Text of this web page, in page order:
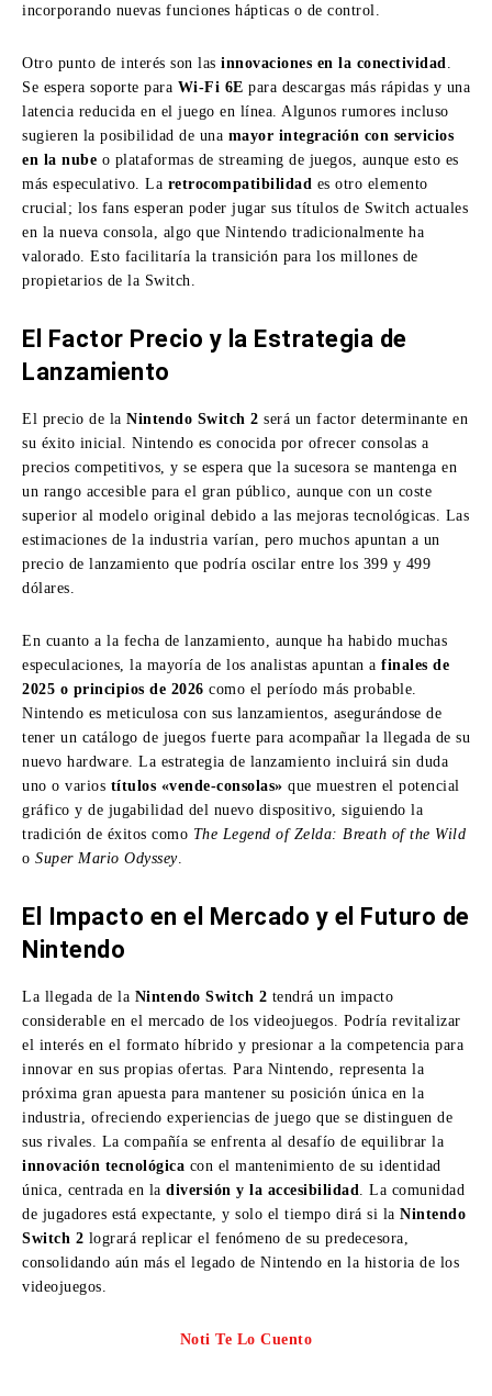
incorporando nuevas funciones hápticas o de control.
Otro punto de interés son las innovaciones en la conectividad
Se espera soporte para Wi-Fi 6E para descargas más rápidas y una
latencia reducida en el juego en línea. Algunos rumores incluso
sugieren la posibilidad de una mayor integración con servicios
en la nube o plataformas de streaming de juegos, aunque esto es
más especulativo. La retrocompatibilidad es otro elemento
crucial; los fans esperan poder jugar sus títulos de Switch actuales
en la nueva consola, algo que Nintendo tradicionalmente ha
valorado. Esto facilitaría la transición para los millones de
propietarios de la Switch.
El Factor Precio y la Estrategia de
Lanzamiento
El precio de la Nintendo Switch 2 será un factor determinante en
su éxito inicial. Nintendo es conocida por ofrecer consolas a
precios competitivos, y se espera que la sucesora se mantenga en
un rango accesible para el gran público, aunque con un coste
superior al modelo original debido a las mejoras tecnológicas. Las
estimaciones de la industria varían, pero muchos apuntan a un
precio de lanzamiento que podría oscilar entre los 399 y 499
dólares.
En cuanto a la fecha de lanzamiento, aunque ha habido muchas
especulaciones, la mayoría de los analistas apuntan a finales de
2025 o principios de 2026 como el período más probable.
Nintendo es meticulosa con sus lanzamientos, asegurándose de
tener un catálogo de juegos fuerte para acompañar la llegada de su
nuevo hardware. La estrategia de lanzamiento incluirá sin duda
uno o varios títulos «vende-consolas» que muestren el potencial
gráfico y de jugabilidad del nuevo dispositivo, siguiendo la
tradición de éxitos como The Legend of Zelda: Breath of the Wild
o Super Mario Odyssey.
El Impacto en el Mercado y el Futuro de
Nintendo
La llegada de la Nintendo Switch 2 tendrá un impacto
considerable en el mercado de los videojuegos. Podría revitalizar
el interés en el formato híbrido y presionar a la competencia para
innovar en sus propias ofertas. Para Nintendo, representa la
próxima gran apuesta para mantener su posición única en la
industria, ofreciendo experiencias de juego que se distinguen de
sus rivales. La compañía se enfrenta al desafío de equilibrar la
innovación tecnológica con el mantenimiento de su identidad
única, centrada en la diversión y la accesibilidad . La comunidad
de jugadores está expectante, y solo el tiempo dirá si la Nintendo
Switch 2 logrará replicar el fenómeno de su predecesora,
consolidando aún más el legado de Nintendo en la historia de los
videojuegos.
Noti Te Lo Cuento